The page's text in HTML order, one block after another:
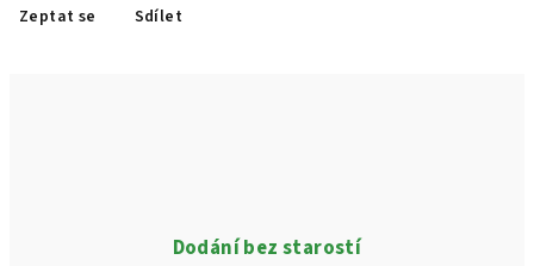
Zeptat se Sdílet
Dodání bez starostí